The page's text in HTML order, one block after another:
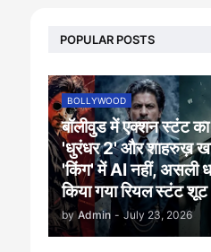
POPULAR POSTS
BOLLYWOOD
बॉलीवुड में एक्शन स्टंट का
'धुरंधर 2' और शाहरुख़
'किंग' में AI नहीं, असली
किया गया रियल स्टंट शूट
by Admin - July 23, 2026